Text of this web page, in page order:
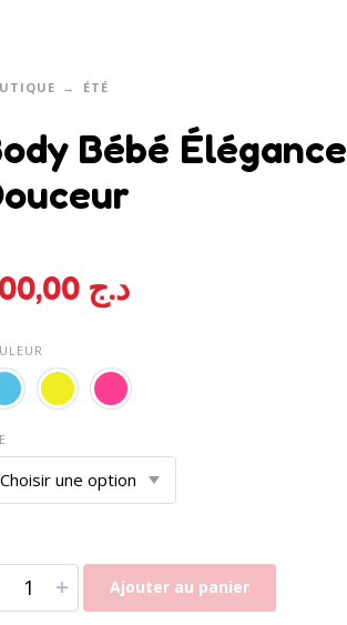
ÉTÉ
Bébé Élégance
د.ج 700,00
+ Ajouter au panier